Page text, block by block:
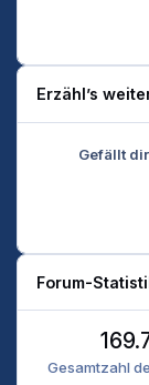
Erzähl’s
Gefällt
Forum-
Gesamtzahl